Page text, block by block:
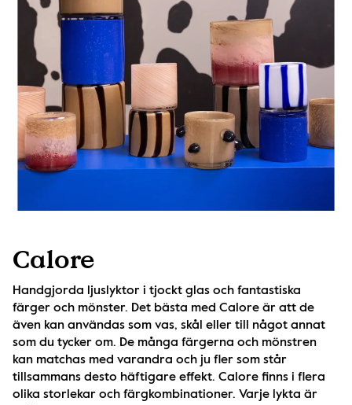
Calore
Handgjorda ljuslyktor i tjockt glas och fantastiska
färger och mönster. Det bästa med Calore är att de
även kan användas som vas, skål eller till något annat
som du tycker om. De många färgerna och mönstren
kan matchas med varandra och ju fler som står
tillsammans desto häftigare effekt. Calore finns i flera
olika storlekar och färgkombinationer. Varje lykta är